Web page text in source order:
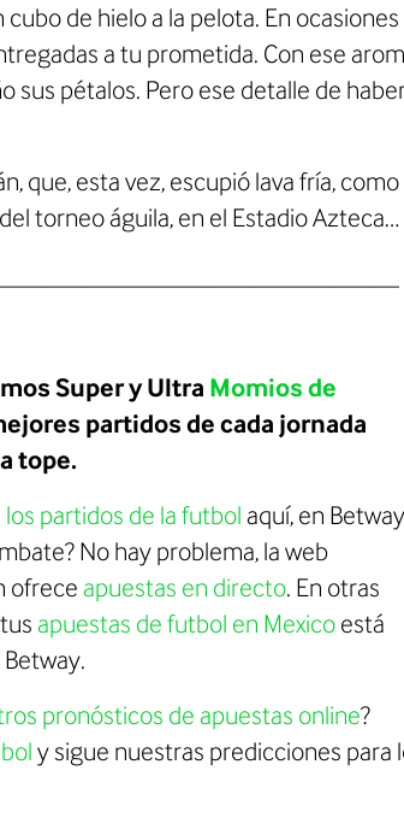
cubo de hielo a la pelota. En ocasiones
a tu prometida. Con ese
sus pétalos. Pero ese detalle de
que, esta vez, escupió lava fría, como
torneo águila, en el Estadio Azteca…
Super yUltra Momios de
partidos de cada jornada
tope.
partidos de la futbol aquí, en Betway
No hay problema, la web
ofrece apuestas en directo. En otras
apuestas de futbol en Mexicoestá
pronósticos de apuestas online?
y sigue nuestras predicciones para